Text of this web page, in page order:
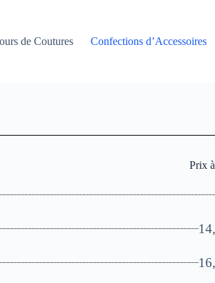
de Coutures Confections d’Accessoires
Prix